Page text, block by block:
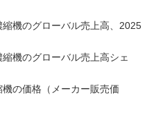
機のグローバル売上高、2025
のグローバル売上高シェ
の価格（メーカー販売価